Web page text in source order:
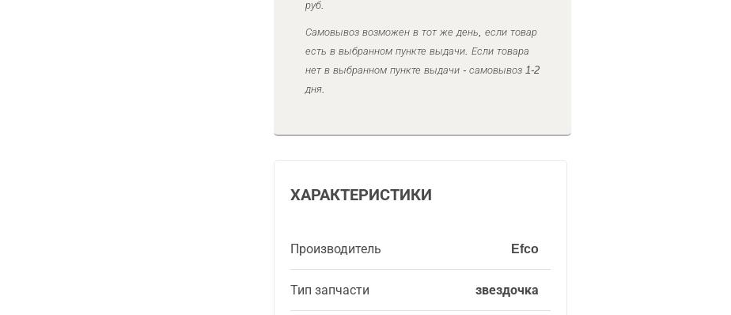
руб.
Самовывоз возможен в тот же день, если товар
есть в выбранном пункте выдачи. Если товара
нет в выбранном пункте выдачи - самовывоз 1-2
дня.
ХАРАКТЕРИСТИКИ
Производитель Efco
Тип запчасти звездочка